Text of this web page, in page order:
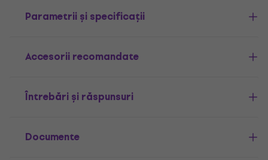
Parametrii și specificații
Accesorii recomandate
Întrebări și răspunsuri
Documente